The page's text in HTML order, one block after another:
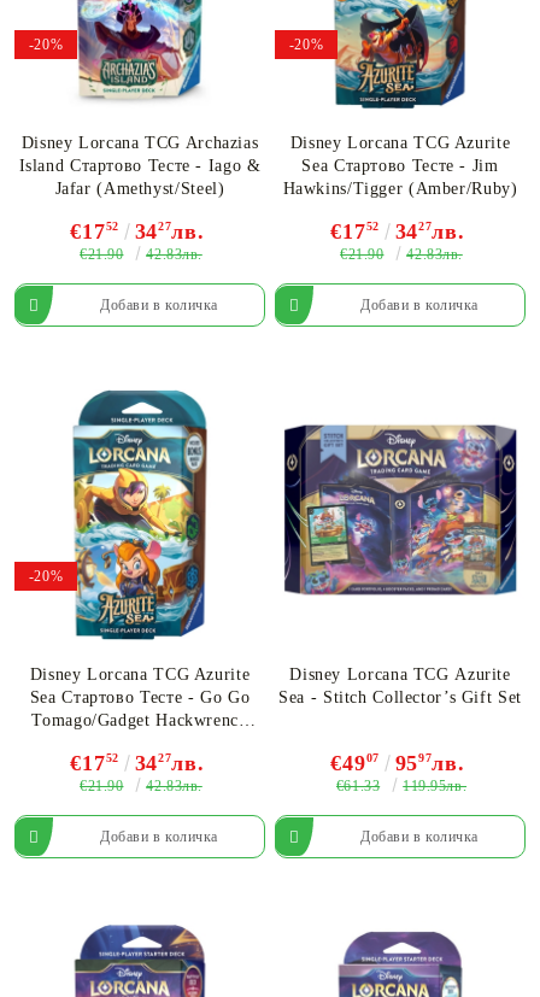
-20%
Disney Lorcana TCG Archazias
Island Стартово Тесте - Iago &
Jafar (Amethyst/Steel)
€1752 3427лв.
€21.90 42.83лв.
-20%
Disney Lorcana TCG Azurite
Sea Стартово Тесте - Jim
Hawkins/Tigger (Amber/Ruby)
€1752 3427лв.
€21.90 42.83лв.
-20%
Disney Lorcana TCG Azurite
Sea Стартово Тесте - Go Go
Tomago/Gadget Hackwrench
€1752 3427лв.
€21.90 42.83лв.
Disney Lorcana TCG Аzurite
Sea - Stitch Collector’s Gift Set
€4907 9597лв.
€61.33 119.95лв.